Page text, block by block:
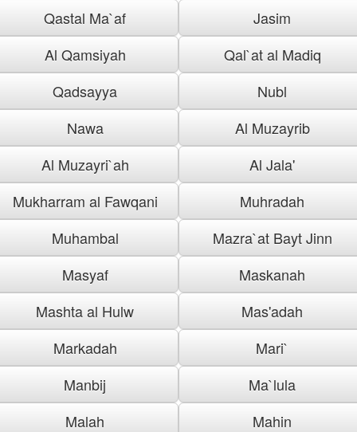
Qastal Ma`af
Jasim
Al Qamsiyah
Qal`at al Madiq
Qadsayya
Nubl
Nawa
Al Muzayrib
Al Muzayri`ah
Al Jala'
Mukharram al Fawqani
Muhradah
Muhambal
Mazra`at Bayt Jinn
Masyaf
Maskanah
Mashta al Hulw
Mas'adah
Markadah
Mari`
Manbij
Ma`lula
Malah
Mahin